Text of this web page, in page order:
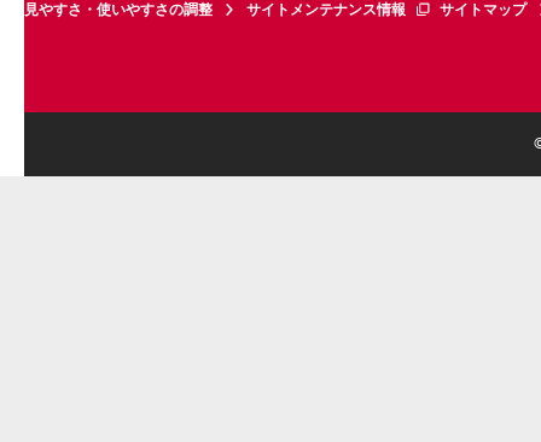
見やすさ・使いやすさの調整
サイトメンテナンス情報 サイトマップ